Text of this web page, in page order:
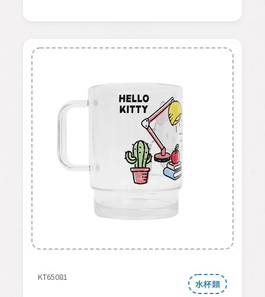
KT65081
水杯類